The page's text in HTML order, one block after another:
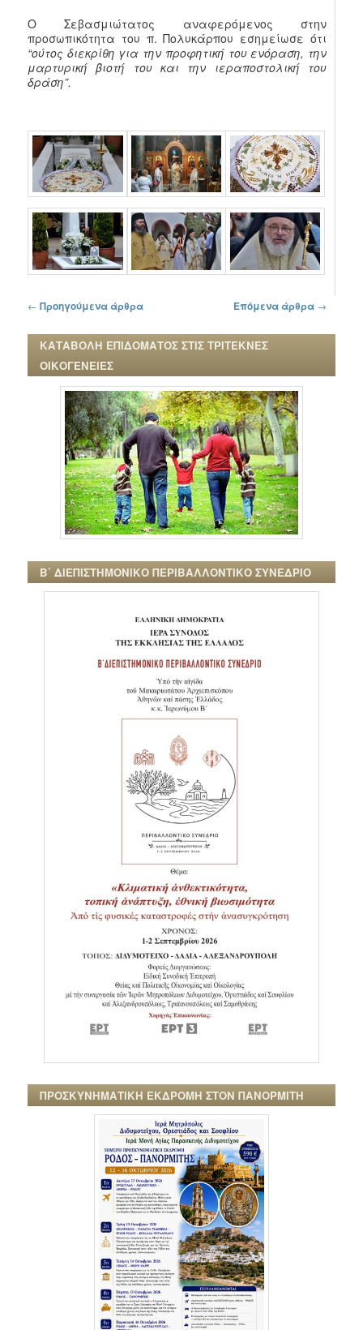
Ο Σεβασμιώτατος αναφερόμενος στην
προσωπικότητα του π. Πολυκάρπου εσημείωσε ότι
“ούτος διεκρίθη για την προφητική του ενόραση, την
μαρτυρική βιοτή του και την ιεραποστολική του
δράση”.
Πλοήγηση στα άρθρα
← Προηγούμενα άρθρα Επόμενα άρθρα →
ΚΑΤΑΒΟΛΗ ΕΠΙΔΟΜΑΤΟΣ ΣΤΙΣ ΤΡΙΤΕΚΝΕΣ
ΟΙΚΟΓΕΝΕΙΕΣ
Β΄ ΔΙΕΠΙΣΤΗΜΟΝΙΚΟ ΠΕΡΙΒΑΛΛΟΝΤΙΚΟ ΣΥΝΕΔΡΙΟ
ΠΡΟΣΚΥΝΗΜΑΤΙΚΗ ΕΚΔΡΟΜΗ ΣΤΟΝ ΠΑΝΟΡΜΙΤΗ